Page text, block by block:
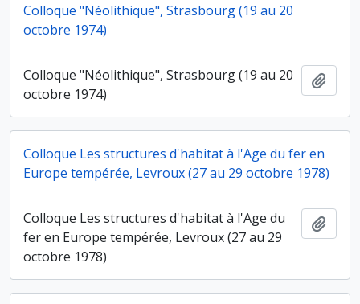
Colloque "Néolithique", Strasbourg (19 au 20
octobre 1974)
Colloque "Néolithique", Strasbourg (19 au 20
octobre 1974)
Colloque Les structures d'habitat à l'Age du fer en
Europe tempérée, Levroux (27 au 29 octobre 1978)
Colloque Les structures d'habitat à l'Age du
fer en Europe tempérée, Levroux (27 au 29
octobre 1978)